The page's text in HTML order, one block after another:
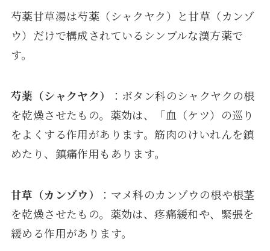
芍薬甘草湯は芍薬（シャクヤク）と甘草（カンゾ
ウ）だけで構成されているシンプルな漢方薬で
す。
芍薬（シャクヤク）
：ボタン科のシャクヤクの根
を乾燥させたもの。薬効は、「血（ケツ）の巡り
をよくする作用があります。筋肉のけいれんを鎮
めたり、鎮痛作用もあります。
甘草（カンゾウ）
：マメ科のカンゾウの根や根茎
を乾燥させたもの。薬効は、疼痛緩和や、緊張を
緩める作用があります。